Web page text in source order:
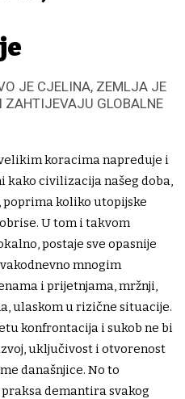
JE CJELINA, ZEMLJA JE
GLOBALNE
koracima napreduje i
kako civilizacija našeg doba,
poprima koliko utopijske
U tom i takvom
postaje sve opasnije
mnogim
i prijetnjama, mržnji,
ulaskom u rizične situacije.
konfrontacija i sukob ne bi
uključivost i otvorenost
današnjice. No to
demantira svakog